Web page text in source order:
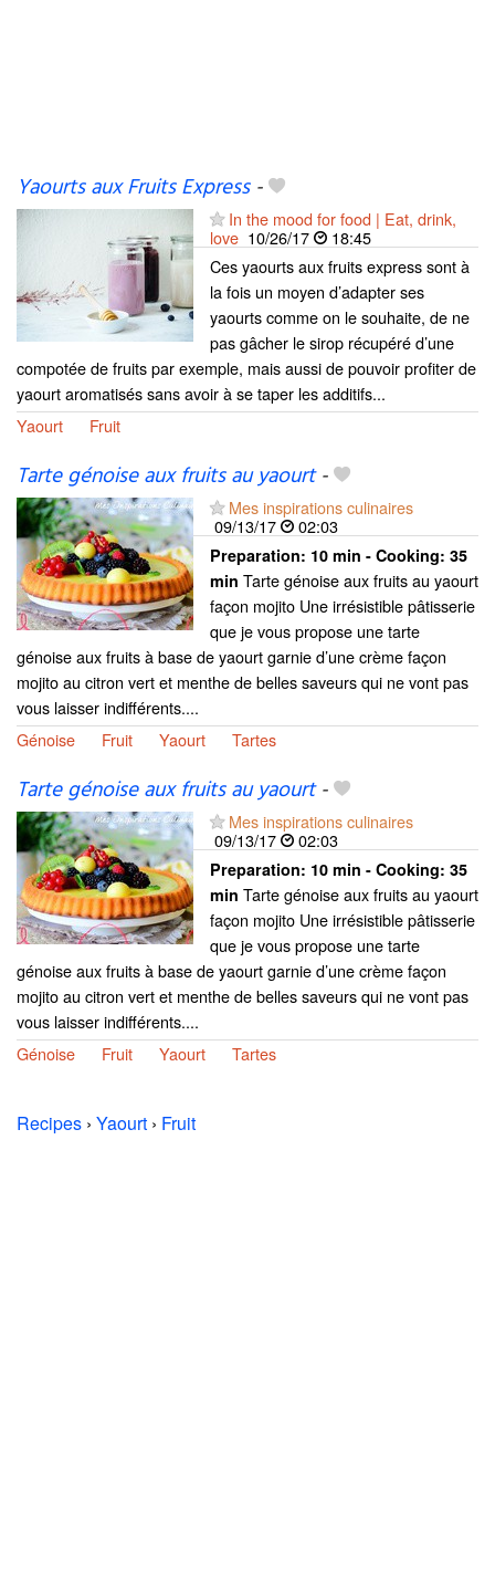
Yaourts aux Fruits Express-
In the mood for food | Eat, drink,
love 10/26/17
18:45
Ces yaourts aux fruits express sont à
la fois un moyen d’adapter ses
yaourts comme on le souhaite, de ne
pas gâcher le sirop récupéré d’une
compotée de fruits par exemple, mais aussi de pouvoir profiter de
yaourt aromatisés sans avoir à se taper les additifs...
Yaourt
Fruit
Tarte génoise aux fruits au yaourt-
Mes inspirations culinaires
09/13/17
02:03
Preparation: 10 min - Cooking: 35
min Tarte génoise aux fruits au yaourt
façon mojito Une irrésistible pâtisserie
que je vous propose une tarte
génoise aux fruits à base de yaourt garnie d’une crème façon
mojito au citron vert et menthe de belles saveurs qui ne vont pas
vous laisser indifférents....
Génoise
Fruit Yaourt Tartes
Tarte génoise aux fruits au yaourt-
Mes inspirations culinaires
09/13/17
02:03
Preparation: 10 min - Cooking: 35
min Tarte génoise aux fruits au yaourt
façon mojito Une irrésistible pâtisserie
que je vous propose une tarte
génoise aux fruits à base de yaourt garnie d’une crème façon
mojito au citron vert et menthe de belles saveurs qui ne vont pas
vous laisser indifférents....
Génoise
Fruit Yaourt Tartes
Recipes › Yaourt › Fruit